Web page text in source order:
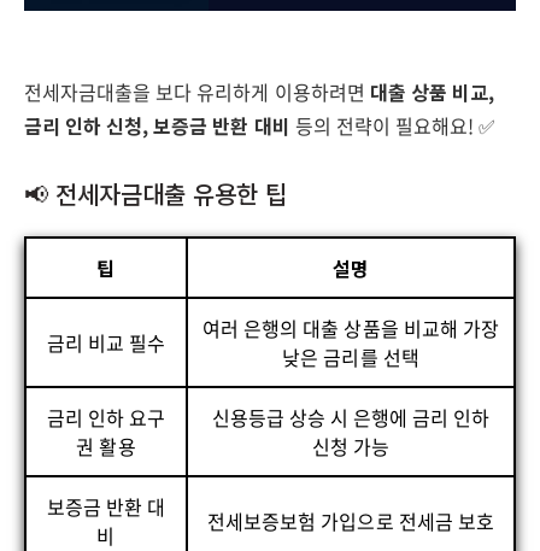
전세자금대출을 보다 유리하게 이용하려면 대출 상품 비교,
금리 인하 신청, 보증금 반환 대비 등의 전략이 필요해요! ✅
📢 전세자금대출 유용한 팁
팁 설명
금리 비교 필수
여러 은행의 대출 상품을 비교해 가장
낮은 금리를 선택
금리 인하 요구
권 활용
신용등급 상승 시 은행에 금리 인하
신청 가능
보증금 반환 대
비
전세보증보험 가입으로 전세금 보호